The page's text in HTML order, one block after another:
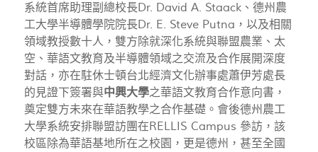
系統首席助理副總校長Dr. David A. Staack、德州農
工大學半導體學院院長Dr. E. Steve Putna，以及相關
領域教授數十人，雙方除就深化系統與聯盟農業、太
空、華語文教育及半導體領域之交流及合作展開深度
對話，亦在駐休士頓台北經濟文化辦事處蕭伊芳處長
的見證下簽署與中興大學之華語文教育合作意向書，
奠定雙方未來在華語教學之合作基礎。會後德州農工
大學系統安排聯盟訪團在RELLIS Campus 參訪，該
校區除為華語基地所在之校園，更是德州，甚至全國